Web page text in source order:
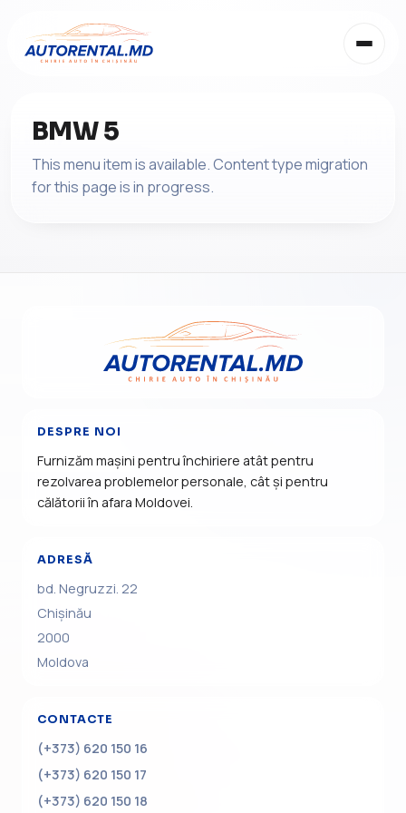
BMW 5
This menu item is available. Content type migration
for this page is in progress.
DESPRE NOI
Furnizăm mașini pentru închiriere atât pentru
rezolvarea problemelor personale, cât și pentru
călătorii în afara Moldovei.
ADRESĂ
bd. Negruzzi. 22
Chișinău
2000
Moldova
CONTACTE
(+373) 620 150 16
(+373) 620 150 17
(+373) 620 150 18